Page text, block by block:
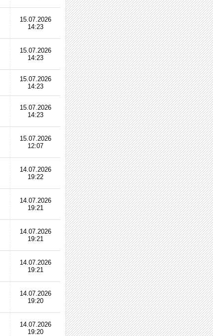
15.07.2026
14:23
15.07.2026
14:23
15.07.2026
14:23
15.07.2026
14:23
15.07.2026
12:07
14.07.2026
19:22
14.07.2026
19:21
14.07.2026
19:21
14.07.2026
19:21
14.07.2026
19:20
14.07.2026
19:20